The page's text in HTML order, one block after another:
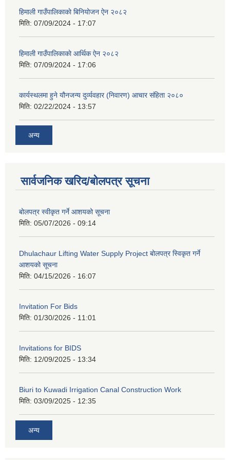
हिमाली गाउँपालिकाकाे बिनियोजन ऐन २०८२
मिति: 07/09/2024 - 17:07
हिमाली गाउँपालिकाकाे आर्थिक ऐन २०८२
मिति: 07/09/2024 - 17:06
कार्यस्थलमा हुने यौनजन्य दुर्व्यवहार (निवारण) आचार संहिता २०८०
मिति: 02/22/2024 - 13:57
अन्य
सार्वजनिक खरिद/बोलपत्र सूचना
बोलपत्र स्वीकृत गर्ने आशयको सूचना
मिति: 05/07/2026 - 09:14
Dhulachaur Lifting Water Supply Project बोलपत्र स्विकृत गर्ने
आशयको सूचना
मिति: 04/15/2026 - 16:07
Invitation For Bids
मिति: 01/30/2026 - 11:01
Invitations for BIDS
मिति: 12/09/2025 - 13:34
Biuri to Kuwadi Irrigation Canal Construction Work
मिति: 03/09/2025 - 12:35
अन्य